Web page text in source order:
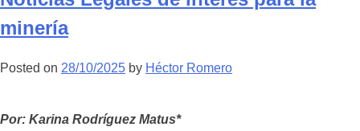
negocio
minería
Posted on 28/10/2025 by Héctor Romero
Por: Karina Rodríguez Matus*